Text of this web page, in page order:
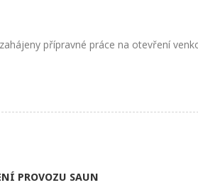
přípravné práce na otevření
PROVOZU SAUN